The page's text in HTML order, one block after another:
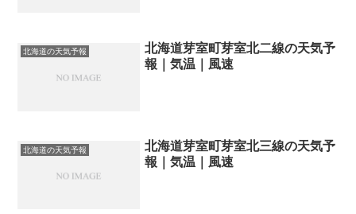
北海道の天気予報
北海道芽室町芽室北二線の天気予
報｜気温｜風速
北海道の天気予報
北海道芽室町芽室北三線の天気予
報｜気温｜風速